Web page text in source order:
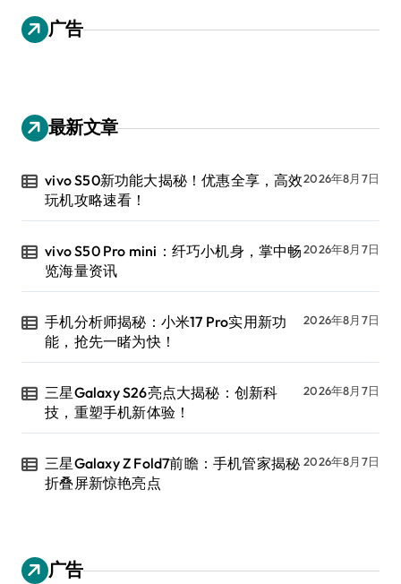
广告
最新文章
vivo S50新功能大揭秘！优惠全享，高效
玩机攻略速看！
2026年8月7日
vivo S50 Pro mini：纤巧小机身，掌中畅
览海量资讯
2026年8月7日
手机分析师揭秘：小米17 Pro实用新功
能，抢先一睹为快！
2026年8月7日
三星Galaxy S26亮点大揭秘：创新科
技，重塑手机新体验！
2026年8月7日
三星Galaxy Z Fold7前瞻：手机管家揭秘
折叠屏新惊艳亮点
2026年8月7日
广告